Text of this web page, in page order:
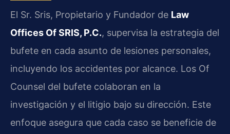
El Sr. Sris, Propietario y Fundador de Law
Offices Of SRIS, P.C., supervisa la estrategia del
bufete en cada asunto de lesiones personales,
incluyendo los accidentes por alcance. Los Of
Counsel del bufete colaboran en la
investigación y el litigio bajo su dirección. Este
enfoque asegura que cada caso se beneficie de